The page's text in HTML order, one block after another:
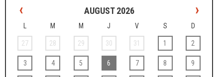
‹ AUGUST 2026 ›
L M M J V S D
27 28 29 30 31 1 2
3 4 5 6 7 8 9